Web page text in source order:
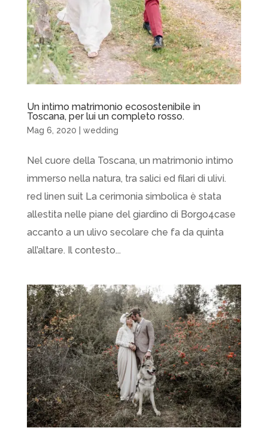
Un intimo matrimonio ecosostenibile in
Toscana, per lui un completo rosso.
Mag 6, 2020 | wedding
Nel cuore della Toscana, un matrimonio intimo
immerso nella natura, tra salici ed filari di ulivi.
red linen suit La cerimonia simbolica è stata
allestita nelle piane del giardino di Borgo4case
accanto a un ulivo secolare che fa da quinta
all’altare. Il contesto...